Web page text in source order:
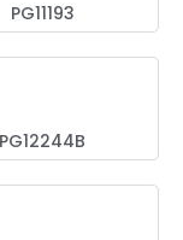
PG11193
PG12244B